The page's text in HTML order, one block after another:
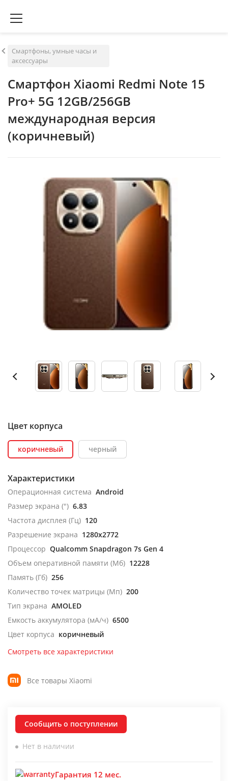
Смартфоны, умные часы и
аксессуары
Смартфон Xiaomi Redmi Note 15
Pro+ 5G 12GB/256GB
международная версия
(коричневый)
Цвет корпуса
коричневый черный
Характеристики
Операционная система Android
Размер экрана (") 6.83
Частота дисплея (Гц) 120
Разрешение экрана 1280x2772
Процессор Qualcomm Snapdragon 7s Gen 4
Объем оперативной памяти (Мб) 12228
Память (Гб) 256
Количество точек матрицы (Мп) 200
Тип экрана AMOLED
Емкость аккумулятора (мА/ч) 6500
Цвет корпуса коричневый
Смотреть все характеристики
Все товары Xiaomi
Сообщить о поступлении
Нет в наличии
Гарантия 12 мес.